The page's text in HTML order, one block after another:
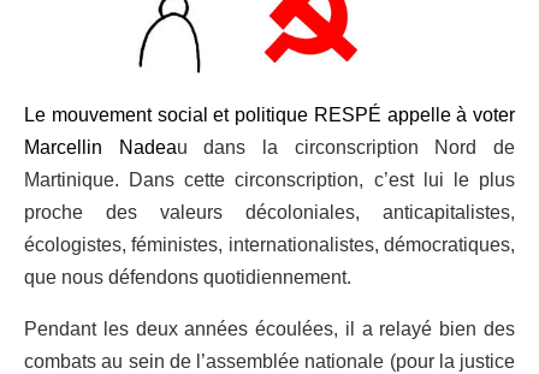
Le mouvement social et politique RESPÉ appelleà voter
Marcellin Nadeau dans la circonscription Nord de
Martinique. Dans cette circonscription, c’est lui le plus
proche des valeurs décoloniales, anticapitalistes,
écologistes, féministes, internationalistes, démocratiques,
que nous défendons quotidiennement.
Pendant les deux années écoulées, il a relayé bien des
combats au sein de l’assemblée nationale (pour la justice